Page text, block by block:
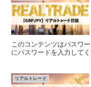
このコンテンツはパスワ
にパスワードを入力して
リアルトレード